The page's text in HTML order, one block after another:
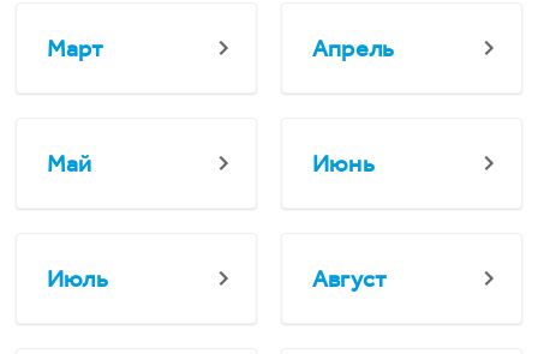
Март Апрель
Май Июнь
Июль Август